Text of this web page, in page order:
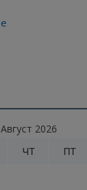
Август 2026
ЧТ ПТ